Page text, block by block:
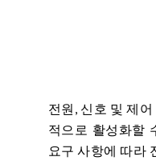
전원, 신호 및 제
적으로 활성화할
요구 사항에 따라